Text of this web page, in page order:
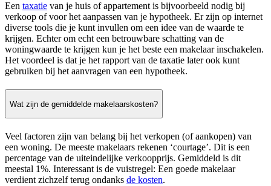
Een taxatie van je huis of appartement is bijvoorbeeld nodig bij
verkoop of voor het aanpassen van je hypotheek. Er zijn op internet
diverse tools die je kunt invullen om een idee van de waarde te
krijgen. Echter om echt een betrouwbare schatting van de
woningwaarde te krijgen kun je het beste een makelaar inschakelen.
Het voordeel is dat je het rapport van de taxatie later ook kunt
gebruiken bij het aanvragen van een hypotheek.
Wat zijn de gemiddelde makelaarskosten?
Veel factoren zijn van belang bij het verkopen (of aankopen) van
een woning. De meeste makelaars rekenen ‘courtage’. Dit is een
percentage van de uiteindelijke verkoopprijs. Gemiddeld is dit
meestal 1%. Interessant is de vuistregel: Een goede makelaar
verdient zichzelf terug ondanks de kosten.